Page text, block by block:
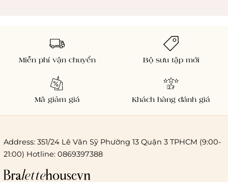
Chi phí giao hàng
Miễn phí vận chuyển Bộ sưu tập mới
Mã giảm giá Khách hàng đánh giá
Address: 351/24 Lê Văn Sỹ Phường 13 Quận 3 TPHCM (9:00-
21:00) Hotline: 0869397388